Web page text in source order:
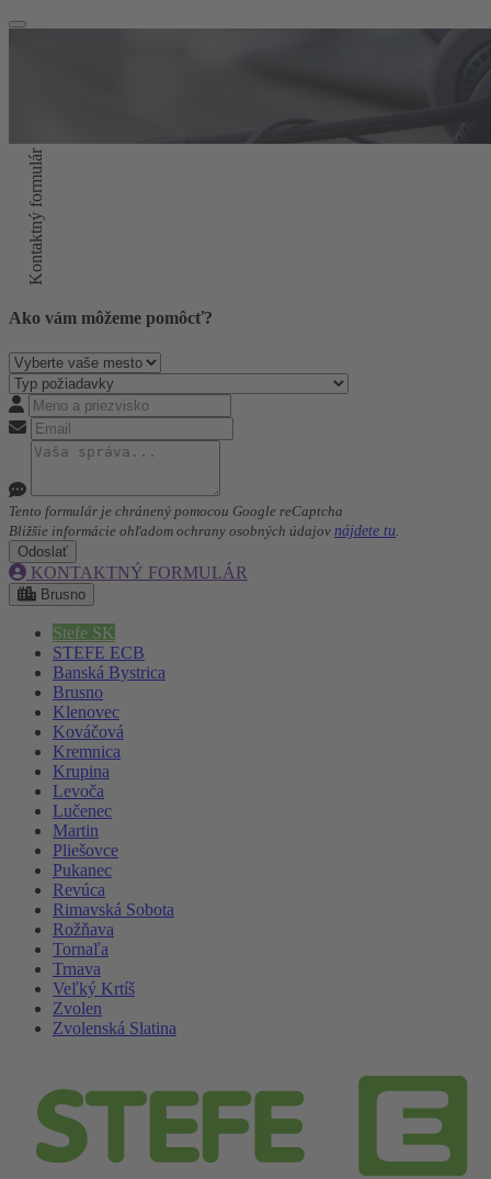
Kontaktný formulár
Ako vám môžeme pomôcť?
Tento formulár je chránený pomocou Google reCaptcha
Bližšie informácie ohľadom ochrany osobných údajov nájdete tu
Odoslať
KONTAKTNÝ FORMULÁR
Brusno
Stefe SK
STEFE ECB
Banská Bystrica
Brusno
Klenovec
Kováčová
Kremnica
Krupina
Levoča
Lučenec
Martin
Pliešovce
Pukanec
Revúca
Rimavská Sobota
Rožňava
Tornaľa
Trnava
Veľký Krtíš
Zvolen
Zvolenská Slatina